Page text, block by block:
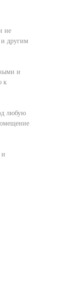
не
и другим
и
к
любую
и